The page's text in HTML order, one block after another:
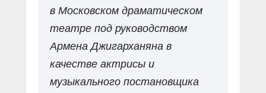
в Московском драматическом
театре под руководством
Армена Джигарханяна в
качестве актрисы и
музыкального постановщика